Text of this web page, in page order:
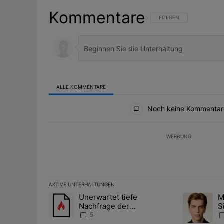
Kommentare FOLGE DIESER
FOLGEN
ALLE KOMMENTARE
Noch keine
WERBUNG
AKTIVE UNTERHALTUNGEN
Das Folgende ist eine Liste der am meisten
Ein Trendartikel mit dem Titel "Unerwartet tiefe
Unerwartet tiefe
Nachfrage der
Zentralbanken könnte
5
Ein